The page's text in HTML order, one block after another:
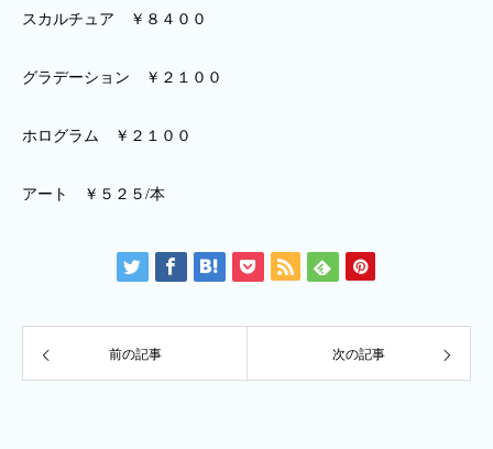
スカルチュア ￥８４００
グラデーション ￥２１００
ホログラム ￥２１００
アート ￥５２５/本
前の記事 次の記事